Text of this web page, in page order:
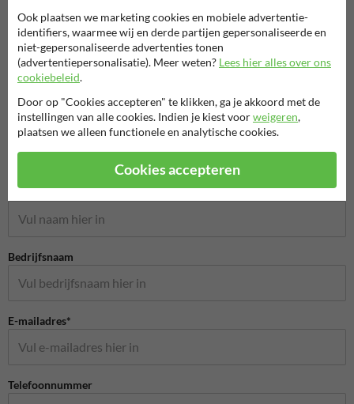
Fabregas
Govaplast
Merken
Stel je vraag aan StraatmeubilairKopen.nl
Naam*
Bedrijfsnaam
E-mailadres*
Telefoonnummer
Ook plaatsen we marketing cookies en mobiele advertentie-
identifiers, waarmee wij en derde partijen gepersonaliseerde en
niet-gepersonaliseerde advertenties tonen
(advertentiepersonalisatie). Meer weten? Lees hier alles over ons
cookiebeleid.
Door op "Cookies accepteren" te klikken, ga je akkoord met de
instellingen van alle cookies. Indien je kiest voorweigeren,
plaatsen we alleen functionele en analytische cookies.
Cookies accepteren